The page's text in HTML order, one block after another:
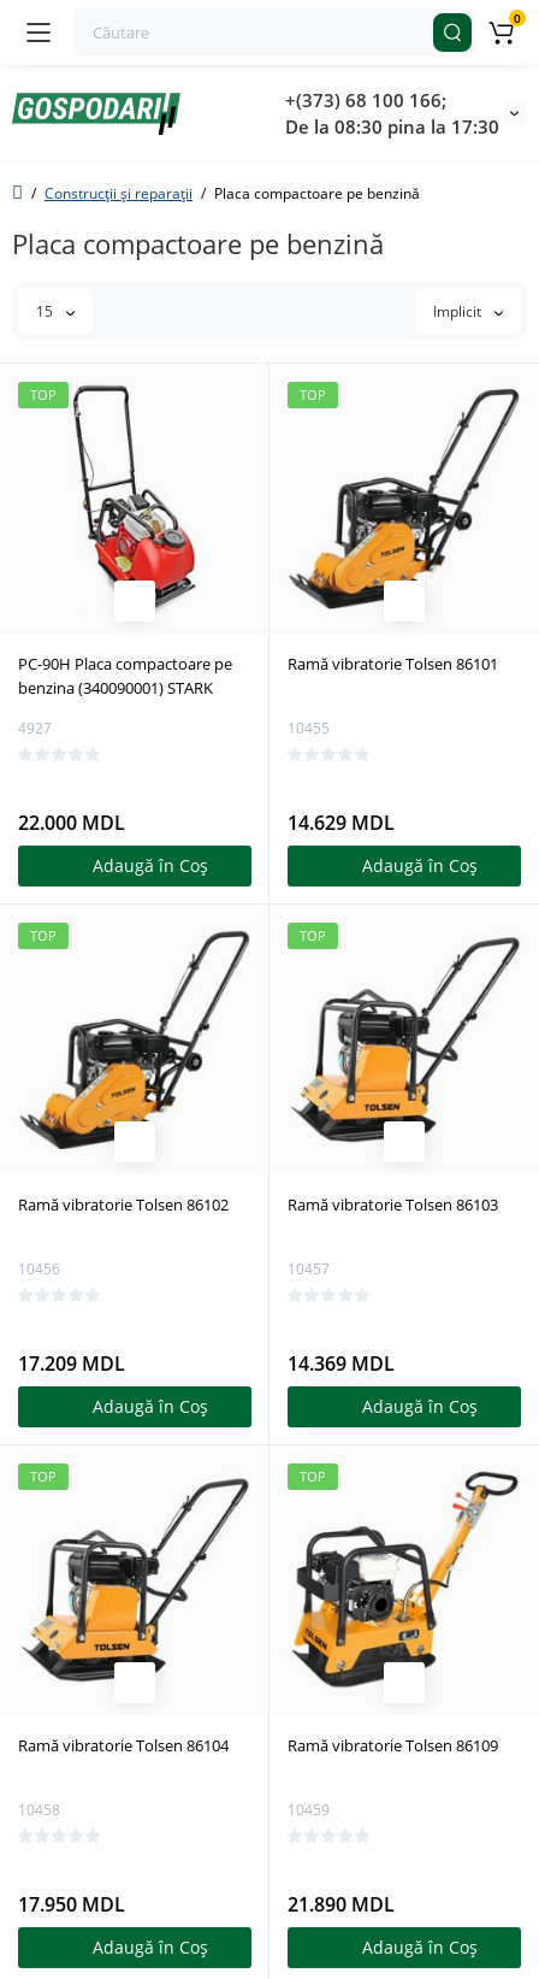
+(373) 68 100 166;
De la 08:30 pina la 17:30
0
Construcții și reparații Placa compactoare pe benzină
Placa compactoare pe benzină
15 Implicit
TOP
PC-90H Placa compactoare pe
benzina (340090001) STARK
4927
22.000 MDL
Adaugă în Coş
TOP
Ramă vibratorie Tolsen 86101
10455
14.629 MDL
Adaugă în Coş
TOP
Ramă vibratorie Tolsen 86102
10456
17.209 MDL
Adaugă în Coş
TOP
Ramă vibratorie Tolsen 86103
10457
14.369 MDL
Adaugă în Coş
TOP
Ramă vibratorie Tolsen 86104
10458
17.950 MDL
Adaugă în Coş
TOP
Ramă vibratorie Tolsen 86109
10459
21.890 MDL
Adaugă în Coş